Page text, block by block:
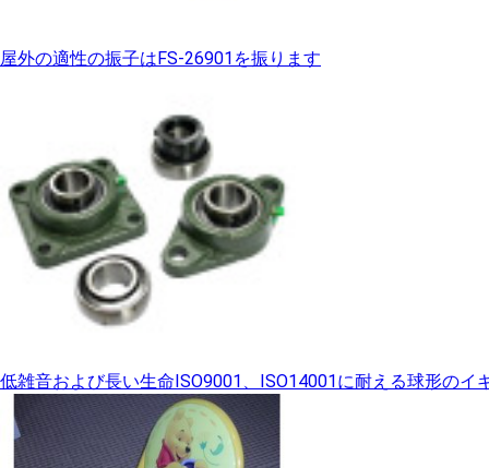
屋外の適性の振子はFS-26901を振ります
低雑音および長い生命ISO9001、ISO14001に耐える球形のイ